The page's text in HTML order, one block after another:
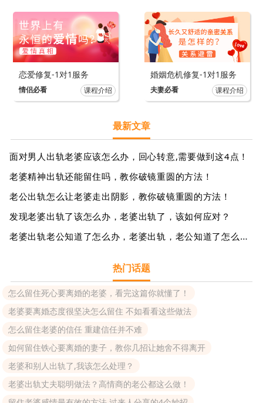
恋爱修复-1对1服务
情侣必看 课程介绍
婚姻危机修复-1对1服务
夫妻必看 课程介绍
最新文章
面对男人出轨老婆应该怎么办，回心转意,需要做到这4点！
老婆精神出轨还能留住吗，教你破镜重圆的方法！
老公出轨怎么让老婆走出阴影，教你破镜重圆的方法！
发现老婆出轨了该怎么办，老婆出轨了，该如何应对？
老婆出轨老公知道了怎么办，老婆出轨，老公知道了怎么办？
热门话题
怎么留住死心要离婚的老婆，看完这篇你就懂了！
老婆要离婚态度很坚决怎么留住 不如看看这些做法
怎么留住老婆的信任 重建信任并不难
如何留住铁心要离婚的妻子，教你几招让她舍不得离开
老婆和别人出轨了,我该怎么处理？
老婆出轨丈夫聪明做法？高情商的老公都这么做！